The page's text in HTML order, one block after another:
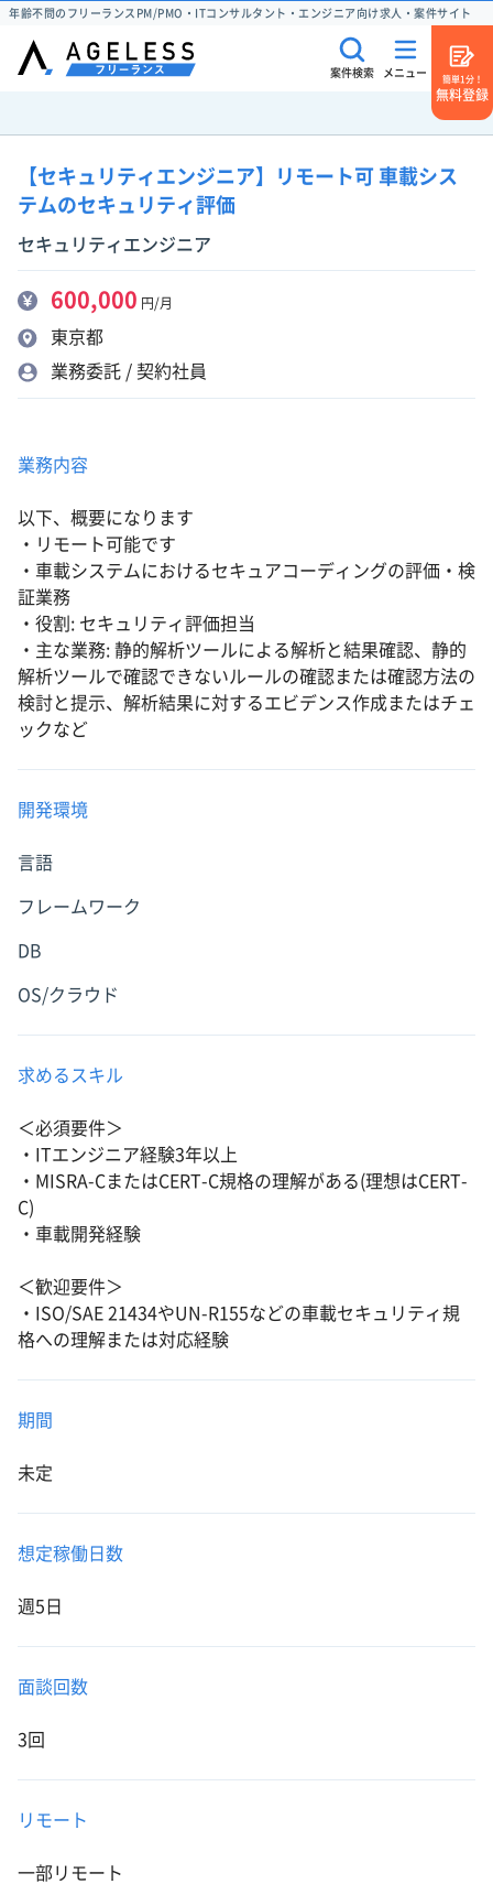
年齢不問のフリーランスPM/PMO・ITコンサルタント・エンジニア向け求人・案件サイト
案件検索 メニュー
簡単1分！
無料登録
【セキュリティエンジニア】リモート可 車載シス
テムのセキュリティ評価
セキュリティエンジニア
600,000 円/月
東京都
業務委託 / 契約社員
業務内容
以下、概要になります
・リモート可能です
・車載システムにおけるセキュアコーディングの評価・検
証業務
・役割: セキュリティ評価担当
・主な業務: 静的解析ツールによる解析と結果確認、静的
解析ツールで確認できないルールの確認または確認方法の
検討と提示、解析結果に対するエビデンス作成またはチェ
ックなど
開発環境
言語
フレームワーク
DB
OS/クラウド
求めるスキル
＜必須要件＞
・ITエンジニア経験3年以上
・MISRA-CまたはCERT-C規格の理解がある(理想はCERT-
C)
・車載開発経験
＜歓迎要件＞
・ISO/SAE 21434やUN-R155などの車載セキュリティ規
格への理解または対応経験
期間
未定
想定稼働日数
週5日
面談回数
3回
リモート
一部リモート